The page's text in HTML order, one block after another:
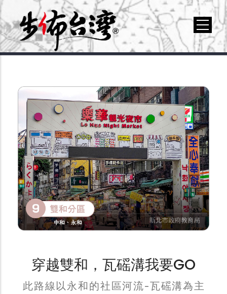
穿越雙和，瓦磘溝我要GO
此路線以永和的社區河流-瓦磘溝為主